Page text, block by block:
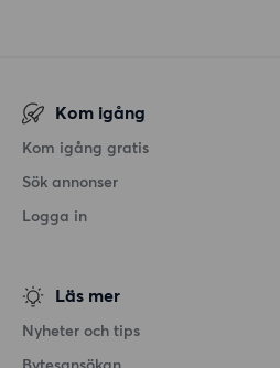
Kom igång
Kom igång gratis
Sök annonser
Logga in
Läs mer
Nyheter och tips